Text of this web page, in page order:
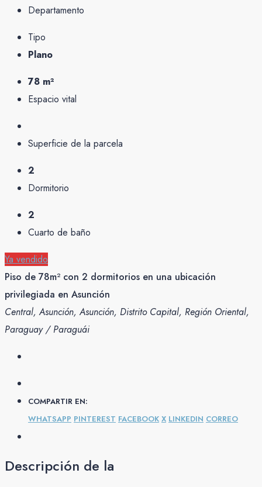
Departamento
Tipo
Plano
78 m²
Espacio vital
Superficie de la parcela
2
Dormitorio
2
Cuarto de baño
Ya vendido
Piso de 78m² con 2 dormitorios en una ubicación
privilegiada en Asunción
Central, Asunción, Asunción, Distrito Capital, Región Oriental,
Paraguay / Paraguái
COMPARTIR EN:
WHATSAPP PINTEREST FACEBOOK X LINKEDIN CORREO
Descripción de la